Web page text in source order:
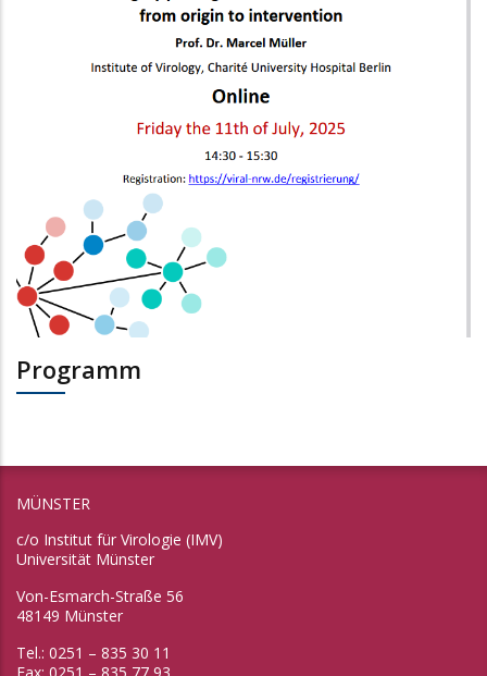
Programm
MÜNSTER
c/o Institut für Virologie (IMV)
Universität Münster
Von-Esmarch-Straße 56
48149 Münster
Tel.: 0251 – 835 30 11